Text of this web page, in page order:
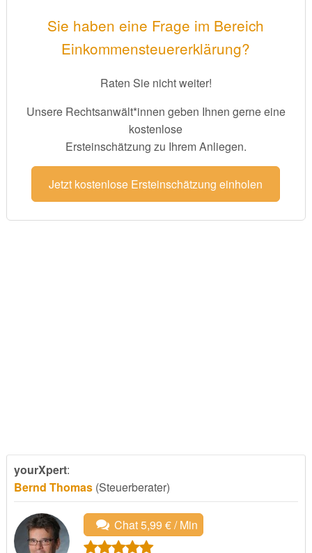
Sie haben eine Frage im Bereich
Einkommensteuererklärung?
Raten Sie nicht weiter!
Unsere Rechtsanwält*innen geben Ihnen gerne eine
kostenlose
Ersteinschätzung zu Ihrem Anliegen.
Jetzt kostenlose Ersteinschätzung einholen
yourXpert:
Bernd Thomas(Steuerberater)
Chat 5,99 € / Min